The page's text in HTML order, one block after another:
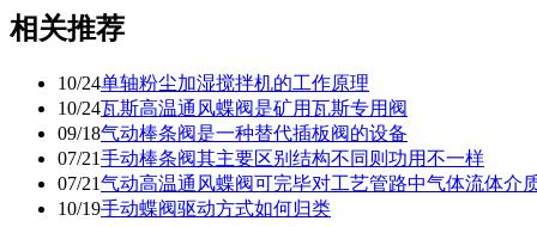
相关推荐
10/24单轴粉尘加湿搅拌机的工作原理
10/24瓦斯高温通风蝶阀是矿用瓦斯专用阀
09/18气动棒条阀是一种替代插板阀的设备
07/21手动棒条阀其主要区别结构不同则功用不一样
07/21气动高温通风蝶阀可完毕对工艺管路中气体流体介
10/19手动蝶阀驱动方式如何归类